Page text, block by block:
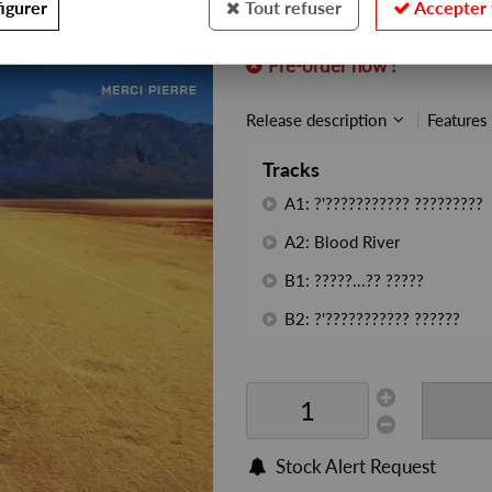
Pre-order now !
Release description Features
Tracks
A1: ?'??????????? ?????????
A2: Blood River
B1: ?????...?? ?????
B2: ?'??????????? ??????
Stock Alert Request
Tout refuser Accepter